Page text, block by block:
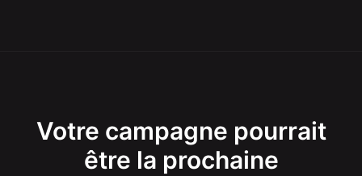
Votre campagne pourrait
être la prochaine